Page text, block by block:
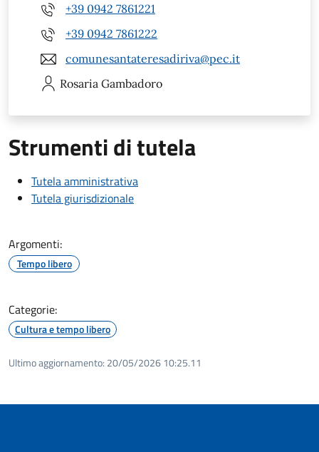
+39 0942 7861221
+39 0942 7861222
comunesantateresadiriva@pec.it
Rosaria Gambadoro
Strumenti di tutela
Tutela amministrativa
Tutela giurisdizionale
Argomenti:
Tempo libero
Categorie:
Cultura e tempo libero
Ultimo aggiornamento: 20/05/2026 10:25.11